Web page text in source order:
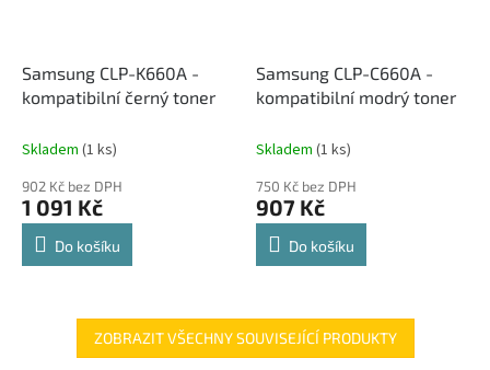
Samsung CLP-K660A -
kompatibilní černý toner
Skladem (1 ks)
902 Kč bez DPH
1 091 Kč
Do košíku
Samsung CLP-C660A -
kompatibilní modrý toner
Skladem (1 ks)
750 Kč bez DPH
907 Kč
Do košíku
ZOBRAZIT VŠECHNY SOUVISEJÍCÍ PRODUKTY